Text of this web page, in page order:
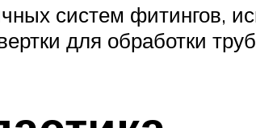
систем фитингов,
для обработки